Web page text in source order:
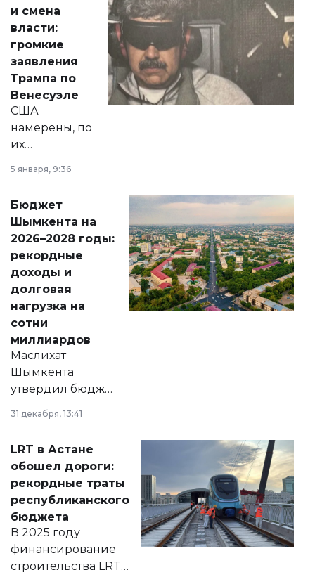
политических
реформах до
вопросов армии,
экономики и
личного здоровья.
и смена
власти:
громкие
заявления
Трампа по
Венесуэле
США
намерены, по
их
принести
народу
Венесуэлы.
5 января, 9:36
Бюджет
Шымкента на
2026–2028 годы:
рекордные
доходы и
долговая
нагрузка на
сотни
миллиардов
Маслихат
Шымкента
утвердил бюджет
2028 годы.
документ
появился в базе
нормативных
правовых актов и
на сайте маслихат
города.
31 декабря, 13:41
LRT в Астане
обошел дороги:
рекордные траты
республиканского
бюджета
В 2025 году
финансирование
строительства LRT